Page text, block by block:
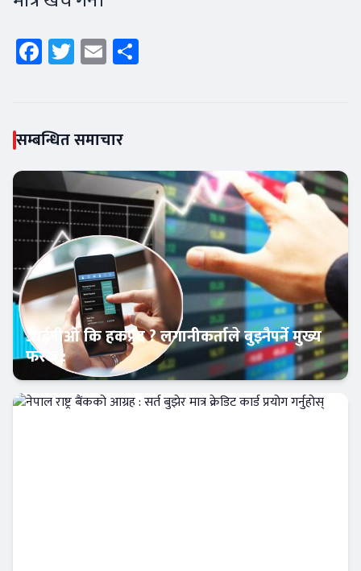
Facebook
Twitter
Email
सम्बन्धित समाचार
क्यापिटल मार्केट
आईपीओ कि हकप्रद ? लगानीकर्ताले बुझ्नैपर्ने मुख्य
फरक :